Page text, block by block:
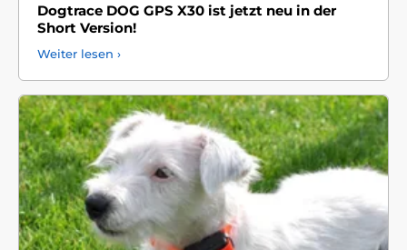
Dogtrace DOG GPS X30 ist jetzt neu in der
Short Version!
Weiter lesen ›